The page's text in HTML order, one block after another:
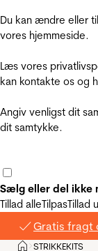
Du kan ændre eller
vores hjemmeside.
Læs vores
kan kontakte os og
Angiv venligst dit
dit samtykke.
Sælg eller del ikke
Tillad alleTilpasTillad
Gratis fragt
Hjem
>STRIKKEKITS